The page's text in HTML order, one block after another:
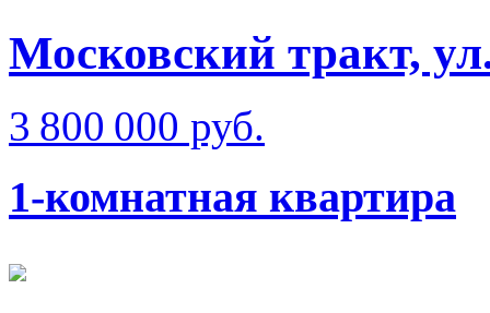
Московский тракт,
3 800 000 руб.
1-комнатная квартира